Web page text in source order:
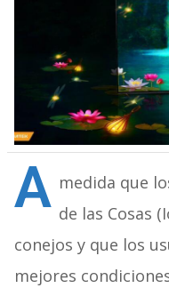
A medida que
de las Cosas
conejos y que los
mejores